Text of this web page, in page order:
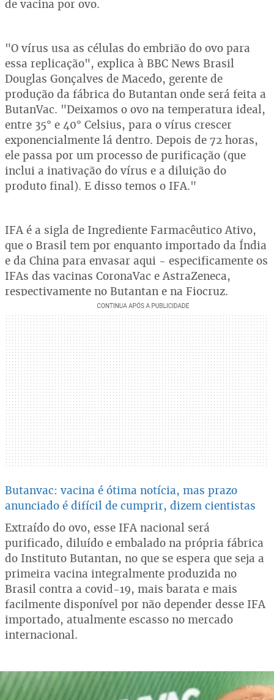
de vacina por ovo.
"O vírus usa as células do embrião do ovo para
essa replicação", explica à BBC News Brasil
Douglas Gonçalves de Macedo, gerente de
produção da fábrica do Butantan onde será feita a
ButanVac. "Deixamos o ovo na temperatura ideal,
entre 35° e 40° Celsius, para o vírus crescer
exponencialmente lá dentro. Depois de 72 horas,
ele passa por um processo de purificação (que
inclui a inativação do vírus e a diluição do
produto final). E disso temos o IFA."
IFA é a sigla de Ingrediente Farmacêutico Ativo,
que o Brasil tem por enquanto importado da Índia
e da China para envasar aqui - especificamente os
IFAs das vacinas CoronaVac e AstraZeneca,
respectivamente no Butantan e na Fiocruz.
Butanvac: vacina é ótima notícia, mas prazo
anunciado é difícil de cumprir, dizem cientistas
Extraído do ovo, esse IFA nacional será
purificado, diluído e embalado na própria fábrica
do Instituto Butantan, no que se espera que seja a
primeira vacina integralmente produzida no
Brasil contra a covid-19, mais barata e mais
facilmente disponível por não depender desse IFA
importado, atualmente escasso no mercado
internacional.